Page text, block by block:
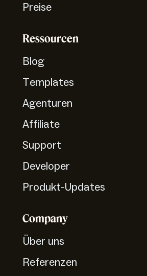
Preise
Ressourcen
Blog
Templates
Agenturen
Affiliate
Support
Developer
Produkt-Updates
Company
Über uns
Referenzen